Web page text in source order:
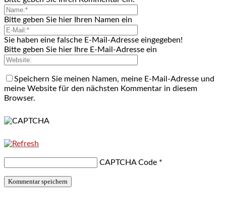
Bitte geben Sie hier Ihren Namen ein
Sie haben eine falsche E-Mail-Adresse eingegeben!
Bitte geben Sie hier Ihre E-Mail-Adresse ein
Speichern Sie meinen Namen, meine E-Mail-Adresse und
meine Website für den nächsten Kommentar in diesem
Browser.
CAPTCHA Code *